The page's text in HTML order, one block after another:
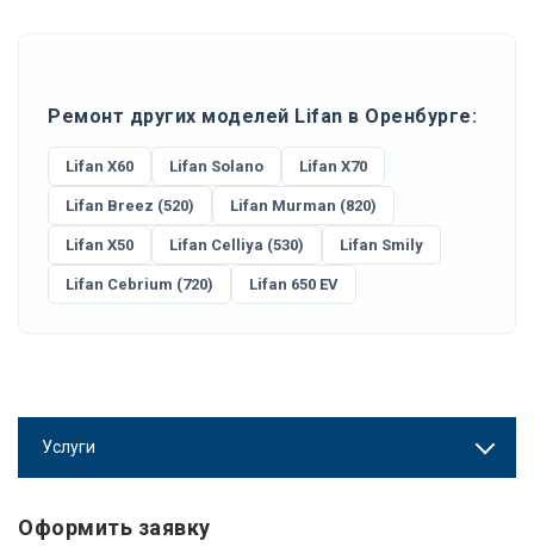
Ремонт других моделей Lifan в Оренбурге:
Lifan X60 Lifan Solano Lifan X70
Lifan Breez (520) Lifan Murman (820)
Lifan X50 Lifan Celliya (530) Lifan Smily
Lifan Cebrium (720) Lifan 650 EV
Услуги
Оформить заявку